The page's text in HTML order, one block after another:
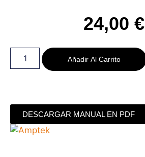
24,00 €
Añadir Al Carrito
DESCARGAR MANUAL EN PDF